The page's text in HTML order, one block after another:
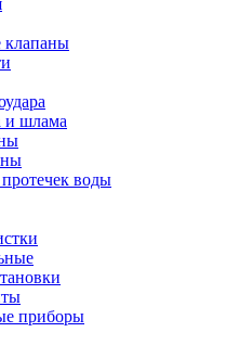
клапаны
и шлама
воды
приборы